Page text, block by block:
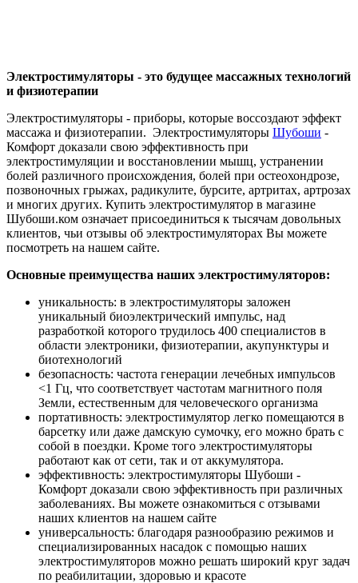
Электростимуляторы - это будущее массажных технологий
и физиотерапии
Электростимуляторы - приборы, которые воссоздают эффект
массажа и физиотерапии. Электростимуляторы Шубоши -
Комфорт доказали свою эффективность при
электростимуляции и восстановлении мышц, устранении
болей различного происхождения, болей при остеохондрозе,
позвоночных грыжах, радикулите, бурсите, артритах, артрозах
и многих других. Купить электростимулятор в магазине
Шубоши.ком означает присоединиться к тысячам довольных
клиентов, чьи отзывы об электростимуляторах Вы можете
посмотреть на нашем сайте.
Основные преимущества наших электростимуляторов:
уникальность: в электростимуляторы заложен
уникальный биоэлектрический импульс, над
разработкой которого трудилось 400 специалистов в
области электроники, физиотерапии, акупунктуры и
биотехнологий
безопасность: частота генерации лечебных импульсов
<1 Гц, что соответствует частотам магнитного поля
Земли, естественным для человеческого организма
портативность: электростимулятор легко помещаются в
барсетку или даже дамскую сумочку, его можно брать с
собой в поездки. Кроме того электростимуляторы
работают как от сети, так и от аккумулятора.
эффективность: электростимуляторы Шубоши -
Комфорт доказали свою эффективность при различных
заболеваниях. Вы можете ознакомиться с отзывами
наших клиентов на нашем сайте
универсальность: благодаря разнообразию режимов и
специализированных насадок с помощью наших
электростимуляторов можно решать широкий круг задач
по реабилитации, здоровью и красоте